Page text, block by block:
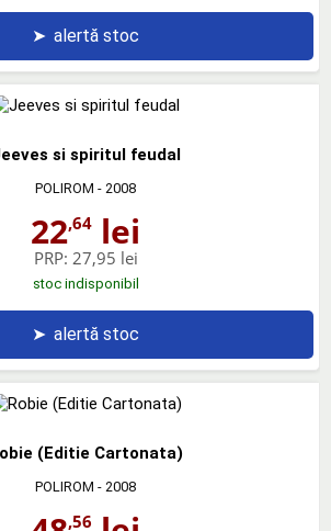
➤ alertă stoc
si spiritul feudal
POLIROM - 2008
22,64 lei
PRP: 27,95 lei
stoc indisponibil
➤ alertă stoc
(Editie Cartonata)
POLIROM - 2008
,56